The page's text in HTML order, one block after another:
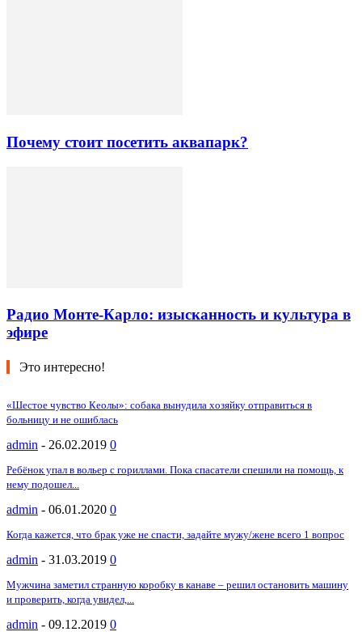
Почему стоит посетить аквапарк?
Радио Монте-Карло: изысканность и культура в
эфире
Это интересно!
«Шестое чувство Кеолы»: собака вынудила хозяйку отправиться в
больницу и не ошиблась
admin - 26.02.2019 0
Ребёнок упал в вольер с гориллами. Пока спасатели спешили на помощь, к
нему подошел...
admin - 06.01.2020 0
Когда кажется, что брак уже не спасти, задайте мужу/жене всего 1 вопрос
admin - 31.03.2019 0
Мужчина заметил странную коробку в канаве – решил остановить машину
и проверить, когда увидел,...
admin - 09.12.2019 0